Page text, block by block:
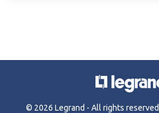
© 2026 Legrand All rights reserved